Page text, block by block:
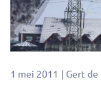
1 mei 2011 Gert de